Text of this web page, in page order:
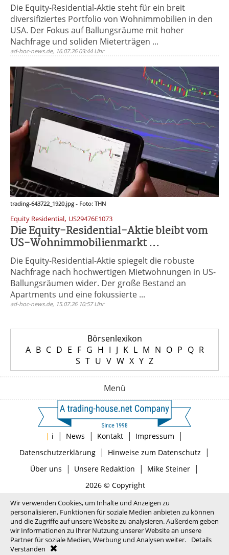
Die Equity-Residential-Aktie steht für ein breit
diversifiziertes Portfolio von Wohnimmobilien in den
USA. Der Fokus auf Ballungsräume mit hoher
Nachfrage und soliden Mieterträgen ...
ad-hoc-news.de, 16.07.26 03:44 Uhr
trading-643722_1920.jpg - Foto: THN
Equity Residential, US29476E1073
Die Equity-Residential-Aktie bleibt vom
US-Wohnimmobilienmarkt ...
Die Equity-Residential-Aktie spiegelt die robuste
Nachfrage nach hochwertigen Mietwohnungen in US-
Ballungsräumen wider. Der große Bestand an
Apartments und eine fokussierte ...
ad-hoc-news.de, 15.07.26 10:57 Uhr
Börsenlexikon
A B C D E F G H I J K L M N O P Q R
S T U V W X Y Z
Menü
| i | News | Kontakt | Impressum |
Datenschutzerklärung| Hinweise zum Datenschutz |
Über uns | Unsere Redaktion | Mike Steiner|
2026 © Copyright
Wir verwenden Cookies, um Inhalte und Anzeigen zu
personalisieren, Funktionen für soziale Medien anbieten zu können
und die Zugriffe auf unsere Website zu analysieren. Außerdem geben
wir Informationen zu Ihrer Nutzung unserer Website an unsere
Partner für soziale Medien, Werbung und Analysen weiter.
Details
Verstanden